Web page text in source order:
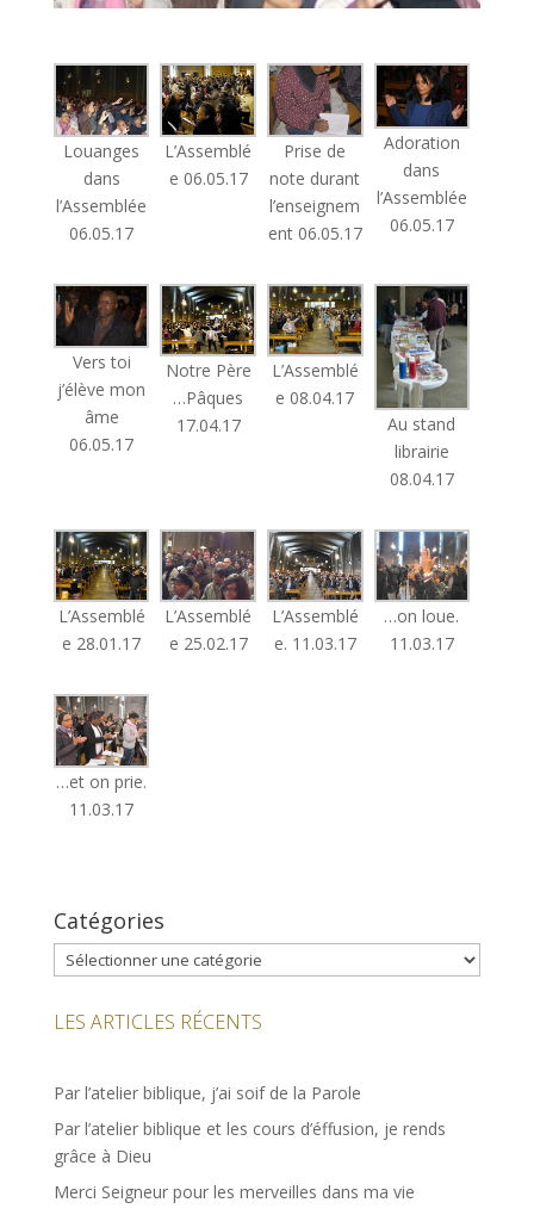
Louanges
dans
l’Assemblée
06.05.17
L’Assemblé
e 06.05.17
Prise de
note durant
l’enseignem
ent 06.05.17
Adoration
dans
l’Assemblée
06.05.17
Vers toi
j’élève mon
âme
06.05.17
Notre Père
…Pâques
17.04.17
L’Assemblé
e 08.04.17
Au stand
librairie
08.04.17
L’Assemblé
e 28.01.17
L’Assemblé
e 25.02.17
L’Assemblé
e. 11.03.17
…on loue.
11.03.17
…et on prie.
11.03.17
Catégories
Catégories
LES ARTICLES RÉCENTS
Par l’atelier biblique, j’ai soif de la Parole
Par l’atelier biblique et les cours d’éffusion, je rends
grâce à Dieu
Merci Seigneur pour les merveilles dans ma vie